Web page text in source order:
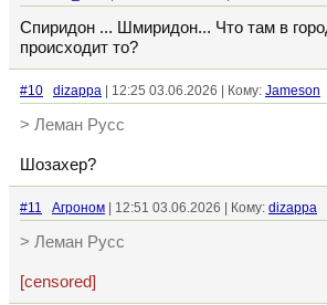
Спиридон ... Шмиридон... Что там в
происходит то?
#10 dizappa | 12:25 03.06.2026 | Кому: Jameson
> Леман Русс
Шозахер?
#11 Агроном | 12:51 03.06.2026 | Кому: dizappa
> Леман Русс
[censored]